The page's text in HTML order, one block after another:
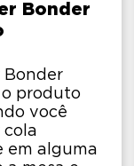
Bonder
Bonder
o produto
você
cola
em alguma